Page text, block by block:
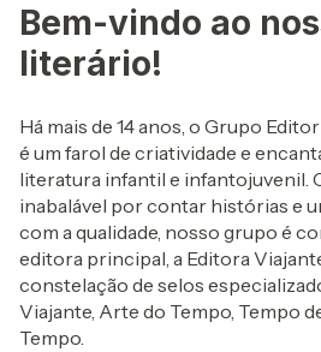
Bem-vindo ao
literário!
Há mais de 14 anos, o Grupo
é um farol de criatividade e
literatura infantil e infantojuvenil.
inabalável por contar histórias e
com a qualidade, nosso grupo é
editora principal, a Editora
constelação de selos
Viajante, Arte do Tempo, Tempo
Tempo.